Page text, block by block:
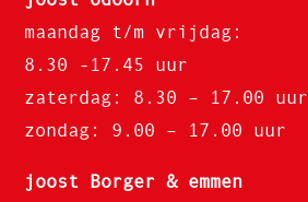
maandag t/m vrijdag:
8.30 -17.45 uur
zaterdag: 8.30 – 17.00 uur
zondag: 9.00 – 17.00 uur
joost Borger & emmen